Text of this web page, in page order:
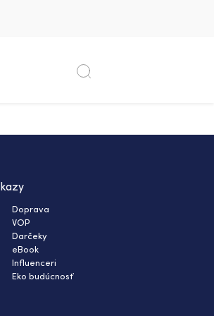
Doprava
VOP
Darčeky
eBook
Influenceri
Eko budúcnosť